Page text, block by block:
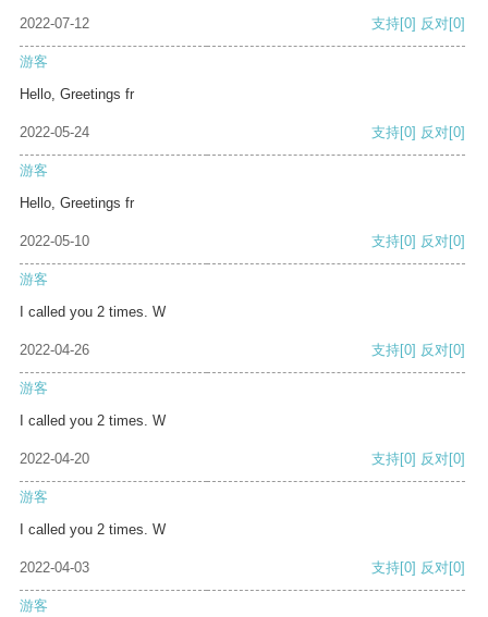
2022-07-12 支持[0] 反对[0]
游客
Hello, Greetings fr
2022-05-24 支持[0] 反对[0]
游客
Hello, Greetings fr
2022-05-10 支持[0] 反对[0]
游客
I called you 2 times. W
2022-04-26 支持[0] 反对[0]
游客
I called you 2 times. W
2022-04-20 支持[0] 反对[0]
游客
I called you 2 times. W
2022-04-03 支持[0] 反对[0]
游客